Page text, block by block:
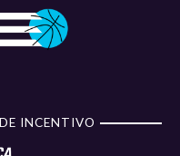
INCENTIVO